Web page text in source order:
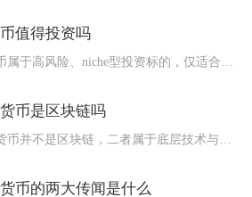
值得投资吗
币是区块链吗
加密货币并不是区块链，二者属于底层技术与上层应用的从属关系，...
币的两大传闻是什么